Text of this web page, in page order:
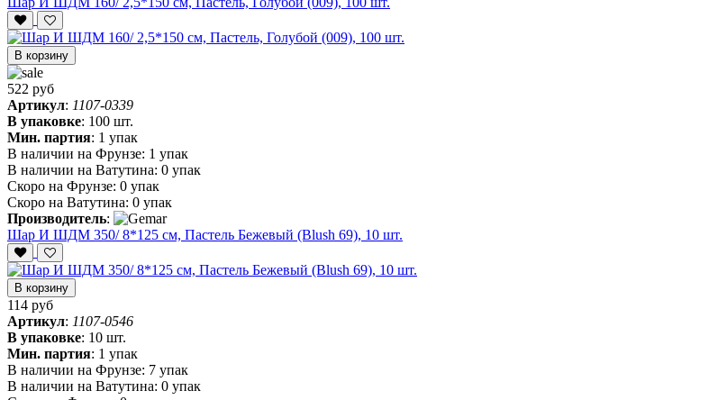
В корзину
522 руб
Артикул: 1107-0339
В упаковке: 100 шт.
Мин. партия: 1 упак
В наличии на Фрунзе: 1 упак
В наличии на Ватутина: 0 упак
Скоро на Фрунзе: 0 упак
Скоро на Ватутина: 0 упак
Производитель:
Шар И ШДМ 350/ 8*125 см, Пастель Бежевый (Blush 69), 10 шт.
В корзину
114 руб
Артикул: 1107-0546
В упаковке: 10 шт.
Мин. партия: 1 упак
В наличии на Фрунзе: 7 упак
В наличии на Ватутина: 0 упак